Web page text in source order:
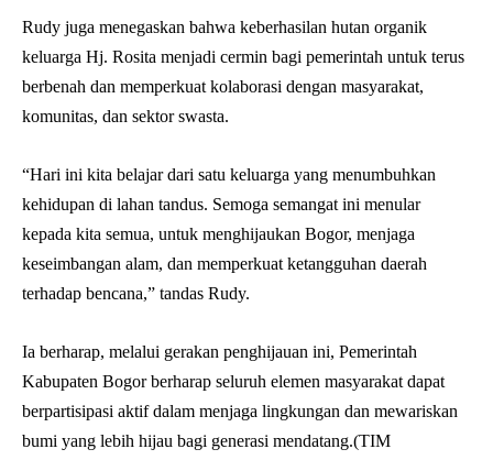
Rudy juga menegaskan bahwa keberhasilan hutan organik
keluarga Hj. Rosita menjadi cermin bagi pemerintah untuk terus
berbenah dan memperkuat kolaborasi dengan masyarakat,
komunitas, dan sektor swasta.
“Hari ini kita belajar dari satu keluarga yang menumbuhkan
kehidupan di lahan tandus. Semoga semangat ini menular
kepada kita semua, untuk menghijaukan Bogor, menjaga
keseimbangan alam, dan memperkuat ketangguhan daerah
terhadap bencana,” tandas Rudy.
Ia berharap, melalui gerakan penghijauan ini, Pemerintah
Kabupaten Bogor berharap seluruh elemen masyarakat dapat
berpartisipasi aktif dalam menjaga lingkungan dan mewariskan
bumi yang lebih hijau bagi generasi mendatang.(TIM